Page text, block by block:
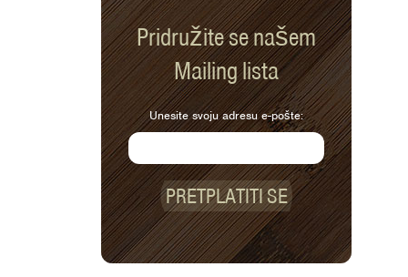
Pridružite se našem
Mailing lista
Unesite svoju adresu e-pošte:
PRETPLATITI SE